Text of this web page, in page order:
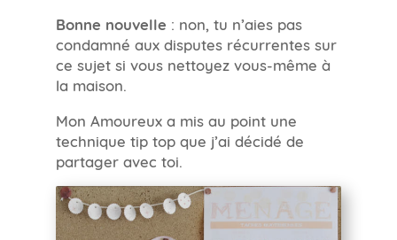
Bonne nouvelle : non, tu n’aies pas
condamné aux disputes récurrentes sur
ce sujet si vous nettoyez vous-même à
la maison.
Mon Amoureux a mis au point une
technique tip top que j’ai décidé de
partager avec toi.